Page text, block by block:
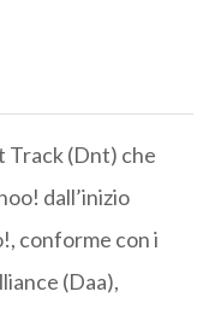
Track (Dnt) che
dall’inizio
conforme con i
(Daa),